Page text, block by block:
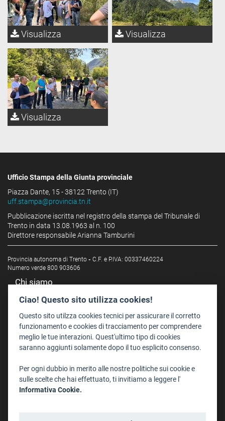
Visualizza Visualizza
Visualizza
Ufficio Stampa della Giunta provinciale
Piazza Dante, 15 - 38122 Trento (IT)
uff.stampa@provincia.tn.it
Pubblicazione iscritta nel registro della stampa del Tribunale di
Trento in data 13.08.1963 al n. 100
Direttore responsabile Arianna Tamburini
Provincia autonoma di Trento - C.F. e P.IVA: 00337460224
Numero verde 800 903606
Chi siamo
Redazione
Staff
Format - Centro Audiovisivi
Trentino Film Commission
Dove Siamo
Struttura di riferimento
Ciao! Questo sito utilizza cookies!
Questo sito utilzza cookies tecnici per assicurare il corretto
funzionamento e cookies di tracciamento per comprendere
meglio le tue interazioni. Quest'ultimo tipo di cookies
saranno aggiunti solamente dopo il tuo esplicito consenso.
Per ogni dubbio in merito alle nostre politiche sui cookie e
sulle scelte che hai effettuato, ti invitiamo a leggere l'
Informativa Cookie.